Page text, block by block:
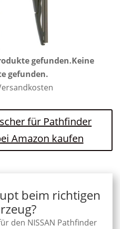
gefunden.Keine
gefunden.
für Pathfinder
Amazon kaufen
beim richtigen
den NISSAN Pathfinder